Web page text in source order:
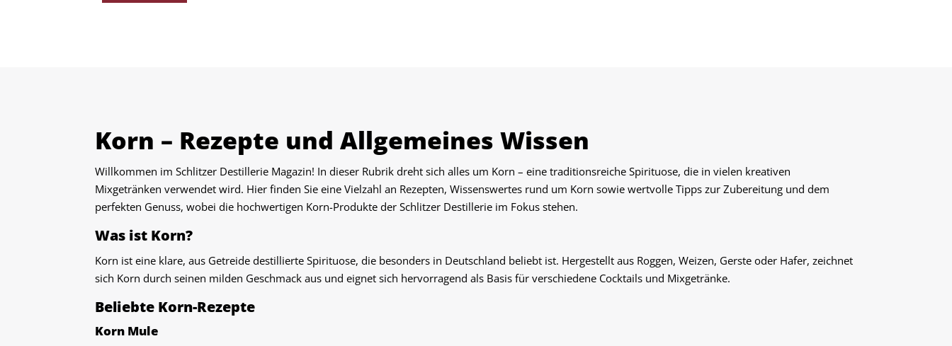
Korn – Rezepte und Allgemeines Wissen
Willkommen im Schlitzer Destillerie Magazin! In dieser Rubrik dreht sich alles um Korn – eine traditionsreiche Spirituose, die in vielen kreativen
Mixgetränken verwendet wird. Hier finden Sie eine Vielzahl an Rezepten, Wissenswertes rund um Korn sowie wertvolle Tipps zur Zubereitung und dem
perfekten Genuss, wobei die hochwertigen Korn-Produkte der Schlitzer Destillerie im Fokus stehen.
Was ist Korn?
Korn ist eine klare, aus Getreide destillierte Spirituose, die besonders in Deutschland beliebt ist. Hergestellt aus Roggen, Weizen, Gerste oder Hafer, zeichnet
sich Korn durch seinen milden Geschmack aus und eignet sich hervorragend als Basis für verschiedene Cocktails und Mixgetränke.
Beliebte Korn-Rezepte
Korn Mule